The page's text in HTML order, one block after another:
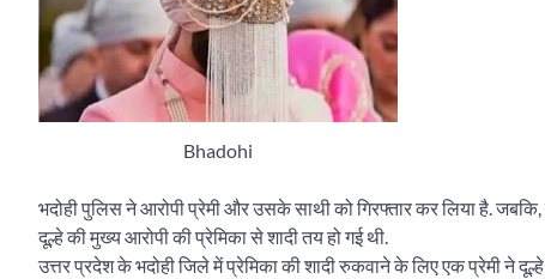
Bhadohi
भदोही पुलिस ने आरोपी प्रेमी और उसके साथी को गिरफ्तार कर लिया है.
दूल्हे की मुख्य आरोपी की प्रेमिका से शादी तय हो गई थी.
उत्तर प्रदेश के भदोही जिले में प्रेमिका की शादी रुकवाने के लिए एक प्रेमी ने